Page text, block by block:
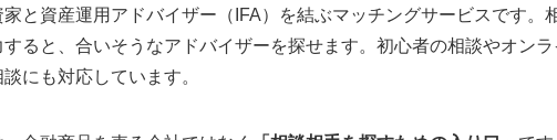
と資産運用アドバイザー（IFA）を結ぶマッチングサービスです。
ると、合いそうなアドバイザーを探せます。初心者の相談やオン
にも対応しています。